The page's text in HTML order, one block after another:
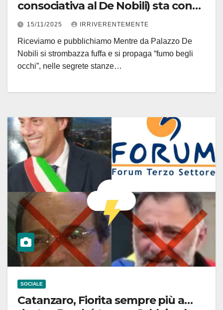
consociativa al De Nobili) sta con
l’Fts e annuncia iniziative, dopo
quanto accaduto per la questione
rifiuti, contro lo “strano” bando
fioritiano
15/11/2025 IRRIVERENTEMENTE
Riceviamo e pubblichiamo Mentre da Palazzo De
Nobili si strombazza fuffa e si propaga “fumo begli
occhi”, nelle segrete stanze…
SOCIALE
Catanzaro, Fiorita sempre più a…